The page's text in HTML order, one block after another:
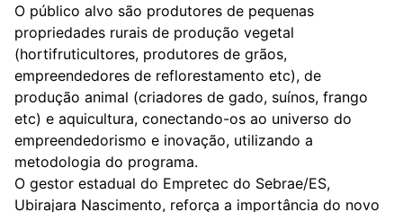
O público alvo são produtores de pequenas
propriedades rurais de produção vegetal
(hortifruticultores, produtores de grãos,
empreendedores de reflorestamento etc), de
produção animal (criadores de gado, suínos, frango
etc) e aquicultura, conectando-os ao universo do
empreendedorismo e inovação, utilizando a
metodologia do programa.
O gestor estadual do Empretec do Sebrae/ES,
Ubirajara Nascimento, reforça a importância do novo